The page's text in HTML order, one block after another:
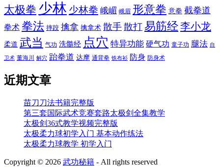
太极拳 少林 少林拳 峨嵋 峨眉 形意拳 意拳 截拳道
拳术 拳法 摔跤 擒拿 擒拿术 散手散打易筋经李小龙
柔道 武当 气功 洗髓经 点穴 特异功能 硬气功 童子功 腿法 自
卫术 董海川 解穴 跆拳道 达摩 通背拳 铁布衫 防身 防身术
近期文章
苗刀刀法书籍完整版
第三套国际武术竞赛套路太极剑全集教学
太极剑36式教学视频完整版
太极柔力球初学入门 基本动作练法
太极柔力球教学 初学入门
Copyright © 2026 武功秘籍 - All rights reserved